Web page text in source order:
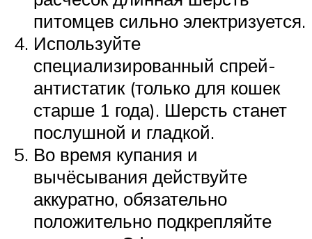
питомцев сильно электризуется.
Используйте
специализированный спрей-
антистатик (только для кошек
старше 1 года). Шерсть станет
послушной и гладкой.
Во время купания и
вычёсывания действуйте
аккуратно, обязательно
положительно подкрепляйте